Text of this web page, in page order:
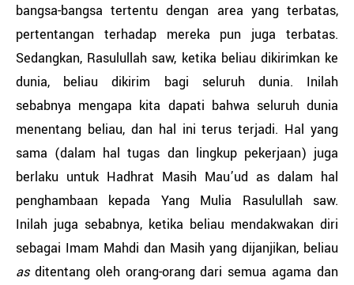
bangsa-bangsa tertentu dengan area yang terbatas,
pertentangan terhadap mereka pun juga terbatas.
Sedangkan, Rasulullah saw, ketika beliau dikirimkan ke
dunia, beliau dikirim bagi seluruh dunia. Inilah
sebabnya mengapa kita dapati bahwa seluruh dunia
menentang beliau, dan hal ini terus terjadi. Hal yang
sama (dalam hal tugas dan lingkup pekerjaan) juga
berlaku untuk Hadhrat Masih Mau’ud as dalam hal
penghambaan kepada Yang Mulia Rasulullah saw.
Inilah juga sebabnya, ketika beliau mendakwakan diri
sebagai Imam Mahdi dan Masih yang dijanjikan, beliau
as ditentang oleh orang-orang dari semua agama dan